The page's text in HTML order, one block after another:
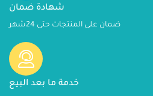
شهادة ضمان
ضمان على المنتجات حتى 24شهر
خدمة ما بعد البيع